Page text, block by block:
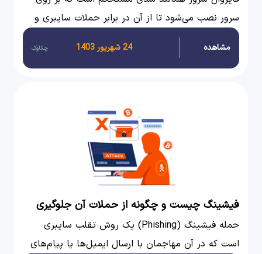
سرور نصب می‌شود تا از آن در برابر حملات سایبری و
دسترسی‌های غیرمجاز محافظت کند. مانند هر فایروال
دیگری، فایروال سرور نیز ترافیک ورودی و خروجی را با
مشاهده 24 شهریور 1403 چکاوک
فیشینگ چیست و چگونه از حملات آن جلوگیری
کنیم؟
حمله فیشینگ (Phishing) یک روش تقلب سایبری
است که در آن مهاجمان با ارسال ایمیل‌ها یا پیام‌های